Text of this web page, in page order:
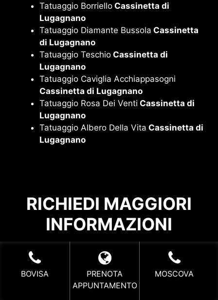
Tatuaggio Borriello Cassinetta di
Lugagnano
Tatuaggio Diamante Bussola Cassinetta
di Lugagnano
Tatuaggio Teschio Cassinetta di
Lugagnano
Tatuaggio Caviglia Acchiappasogni
Cassinetta di Lugagnano
Tatuaggio Rosa Dei Venti Cassinetta di
Lugagnano
Tatuaggio Albero Della Vita Cassinetta di
Lugagnano
RICHIEDI MAGGIORI
INFORMAZIONI
LE NOSTRE SEDI
BOVISA
PRENOTA
APPUNTAMENTO
MOSCOVA